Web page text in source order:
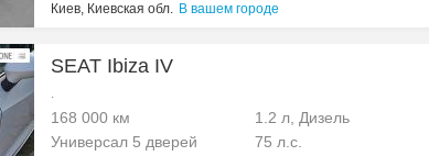
Киев, Киевская обл. В вашем городе
SEAT Ibiza IV
.
168 000 км 1.2 л, Дизель
Универсал 5 дверей
75 л.с.